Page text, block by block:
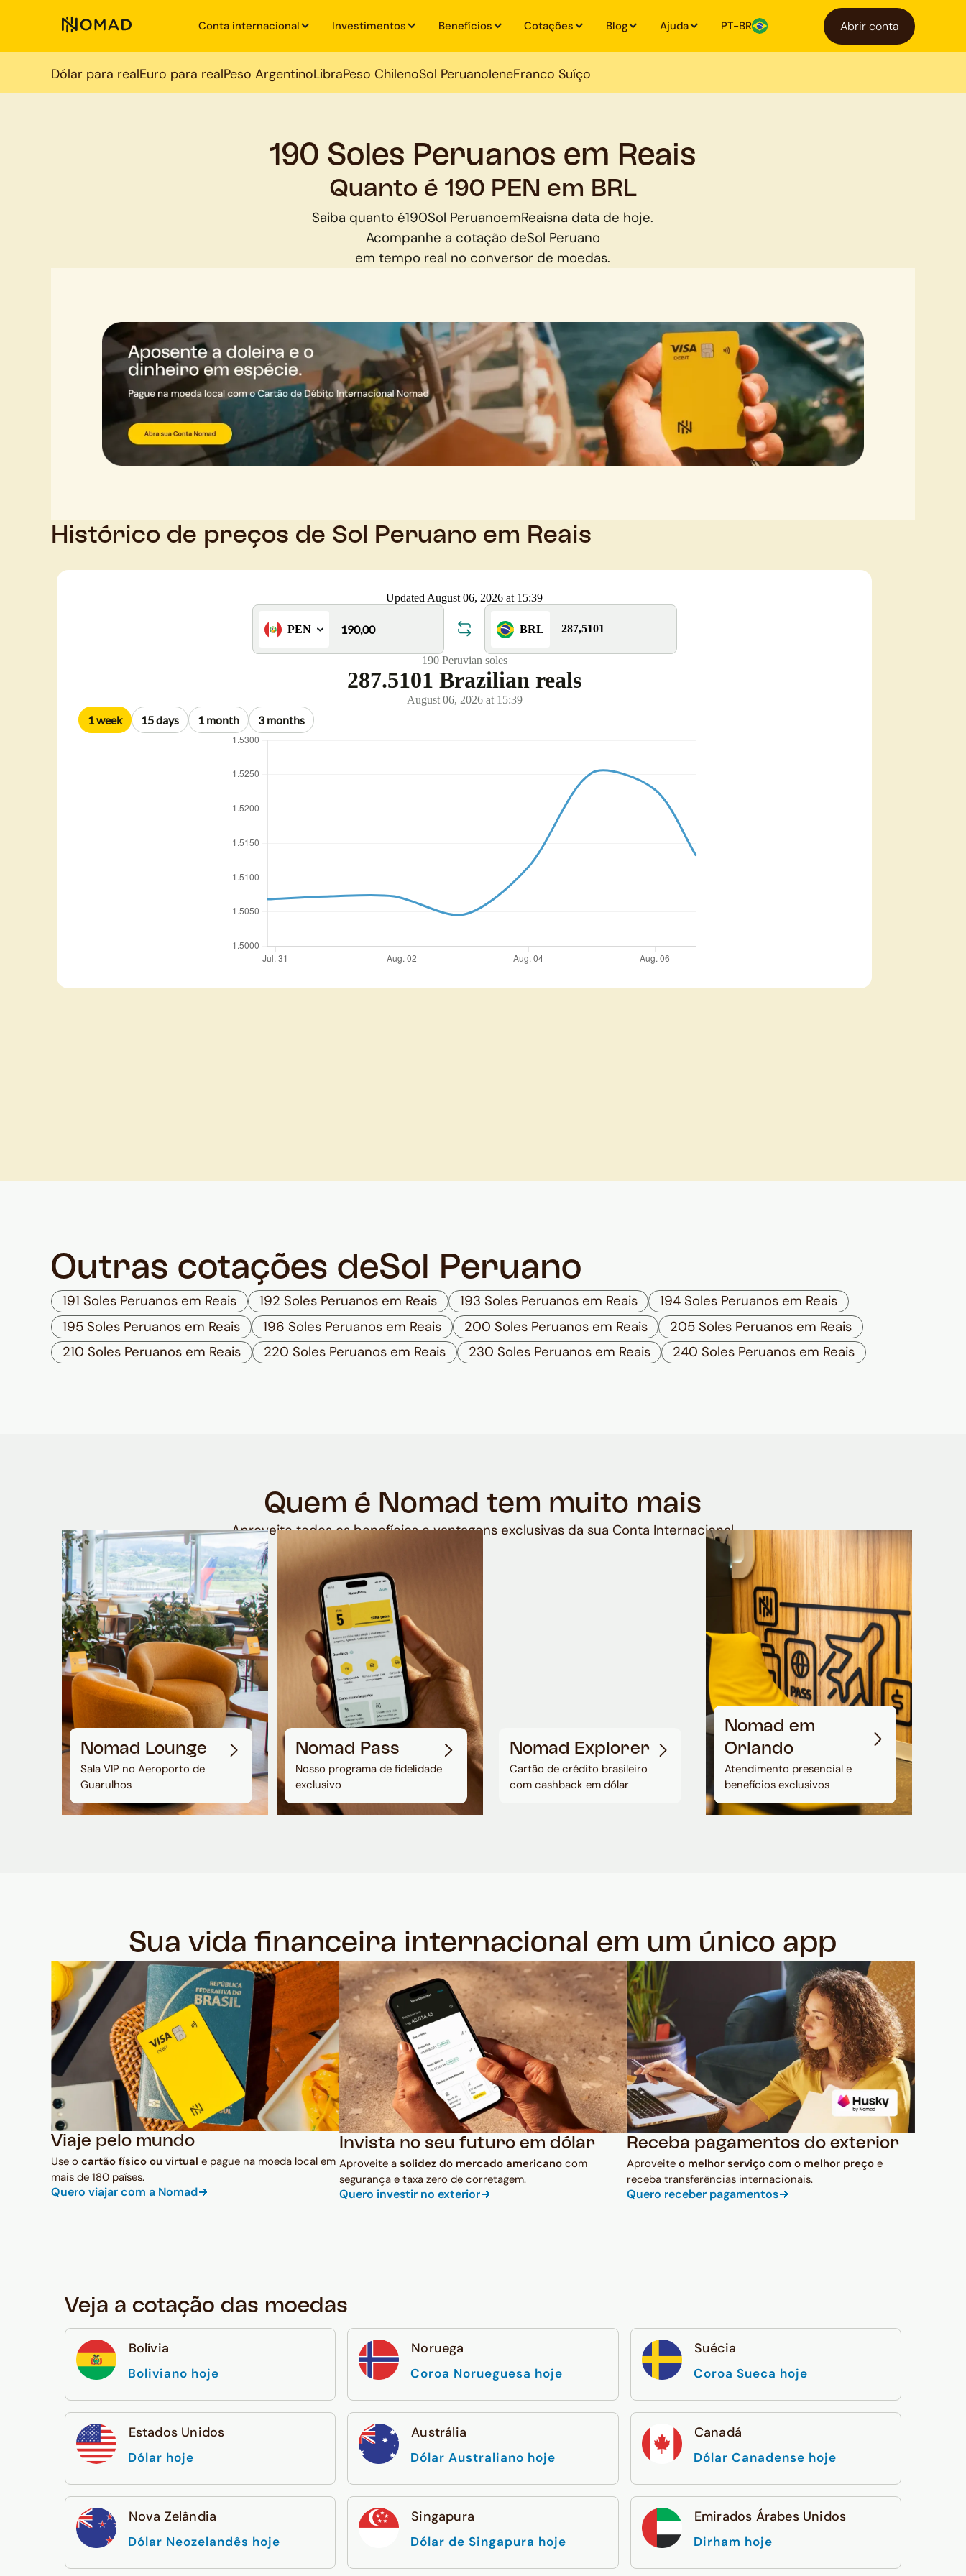
Conta internacional Investimentos Benefícios Cotações Blog Ajuda PT-BR Abrir conta
Dólar para realEuro para realPeso ArgentinoLibraPeso ChilenoSol PeruanoIeneFranco Suíço
190 Soles Peruanos em Reais
Quanto é 190 PEN em BRL
Saiba quanto é190Sol PeruanoemReaisna data de hoje.
Acompanhe a cotação deSol Peruano
em tempo real no conversor de moedas.
Histórico de preços de Sol Peruano em Reais
Outras cotações deSol Peruano
191 Soles Peruanos em Reais 192 Soles Peruanos em Reais 193 Soles Peruanos em Reais
194 Soles Peruanos em Reais
195 Soles Peruanos em Reais
196 Soles Peruanos em Reais 200 Soles Peruanos em Reais
205 Soles Peruanos em Reais
210 Soles Peruanos em Reais
220 Soles Peruanos em Reais 230 Soles Peruanos em Reais 240 Soles Peruanos em Reais
Quem é Nomad tem muito mais
Aproveite todos os benefícios e vantagens exclusivas da sua Conta Internacional
Nomad Lounge
Sala VIP no Aeroporto de
Guarulhos
Nomad Pass
Nosso programa de fidelidade
exclusivo
Nomad Explorer
Cartão de crédito brasileiro
com cashback em dólar
Nomad em
Orlando
Atendimento presencial e
benefícios exclusivos
Sua vida financeira internacional em um único app
Viaje pelo mundo
Use o cartão físico ou virtual e pague na moeda local em
mais de 180 países.
Quero viajar com a Nomad
Invista no seu futuro em dólar
Aproveite a solidez do mercado americanocom
segurança e taxa zero de corretagem.
Quero investir no exterior
Receba pagamentos do exterior
Aproveiteo melhor serviço com o melhor preço e
receba transferências internacionais.
Quero receber pagamentos
Veja a cotação das moedas
Bolívia
Boliviano hoje
Noruega
Coroa Norueguesa hoje
Suécia
Coroa Sueca hoje
Estados Unidos
Dólar hoje
Austrália
Dólar Australiano hoje
Canadá
Dólar Canadense hoje
Nova Zelândia
Dólar Neozelandês hoje
Singapura
Dólar de Singapura hoje
Emirados Árabes Unidos
Dirham hoje